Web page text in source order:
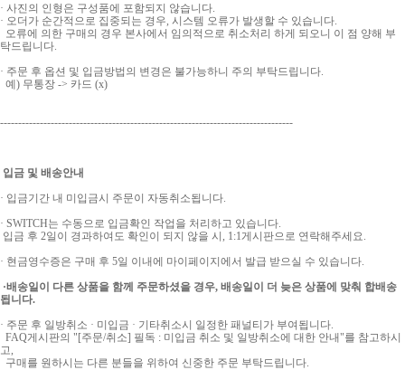
· 사진의 인형은 구성품에 포함되지 않습니다.
· 오더가 순간적으로 집중되는 경우, 시스템 오류가 발생할 수 있습니다.
오류에 의한 구매의 경우 본사에서 임의적으로 취소처리 하게 되오니 이 점 양해 부
탁드립니다.
· 주문 후 옵션 및 입금방법의 변경은 불가능하니 주의 부탁드립니다.
예) 무통장 -> 카드 (x)
---------------------------------------------------------------------------------
입금 및 배송안내
· 입금기간 내 미입금시 주문이 자동취소됩니다.
· SWITCH는 수동으로 입금확인 작업을 처리하고 있습니다.
입금 후 2일이 경과하여도 확인이 되지 않을 시, 1:1게시판으로 연락해주세요.
· 현금영수증은 구매 후 5일 이내에 마이페이지에서 발급 받으실 수 있습니다.
·배송일이 다른 상품을 함께 주문하셨을 경우, 배송일이 더 늦은 상품에 맞춰 합배송
됩니다.
· 주문 후 일방취소 · 미입금 · 기타취소시 일정한 패널티가 부여됩니다.
FAQ게시판의 "[주문/취소] 필독 : 미입금 취소 및 일방취소에 대한 안내"를 참고하시
고,
구매를 원하시는 다른 분들을 위하여 신중한 주문 부탁드립니다.